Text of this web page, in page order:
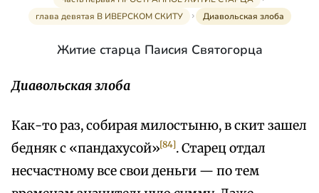
глава девятая В ИВЕРСКОМ СКИТУ
Диавольская злоба
Житие старца Паисия Святогорца
Диавольская злоба
Как-то раз, собирая милостыню, в скит зашел
бедняк с «пандахусой»[84]. Старец отдал
несчастному все свои деньги — по тем